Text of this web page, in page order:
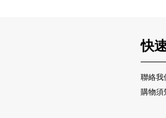
快
聯絡我
購物須